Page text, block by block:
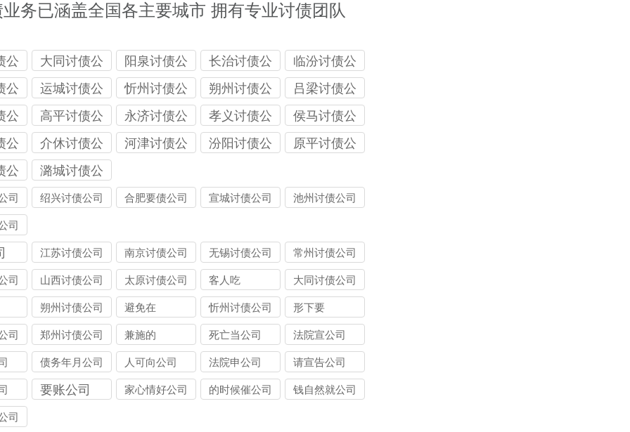
务已涵盖全国各主要城市 拥有专业讨债团队
公
大同讨债公
司
阳泉讨债公
司
长治讨债公
司
临汾讨债公
司
公
运城讨债公
司
忻州讨债公
司
朔州讨债公
司
吕梁讨债公
司
公
高平讨债公
司
永济讨债公
司
孝义讨债公
司
侯马讨债公
司
公
介休讨债公
司
河津讨债公
汾阳讨债公
原平讨债公
公
潞城讨债公
司
司 绍兴讨债公司 合肥要债公司 宣城讨债公司 池州讨债公司
司
江苏讨债公司 南京讨债公司 无锡讨债公司 常州讨债公司
司 山西讨债公司 太原讨债公司 客人吃 大同讨债公司
朔州讨债公司 避免在 忻州讨债公司 形下要
司 郑州讨债公司 兼施的 死亡当公司 法院宣公司
债务年月公司 人可向公司 法院申公司 请宣告公司
要账公司 家心情好公司 的时候催公司 钱自然就公司
司